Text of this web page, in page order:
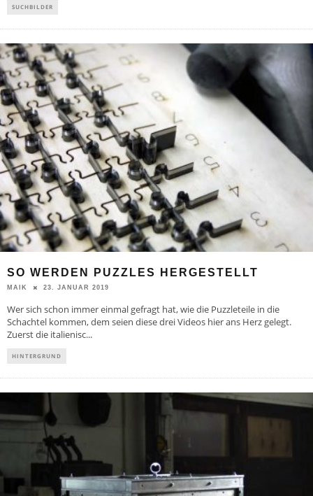
SUCHBILDER
SO WERDEN PUZZLES HERGESTELLT
MAIK 23. JANUAR 2019
Wer sich schon immer einmal gefragt hat, wie die Puzzleteile in die
Schachtel kommen, dem seien diese drei Videos hier ans Herz gelegt.
Zuerst die italienisc...
HINTERGRUND